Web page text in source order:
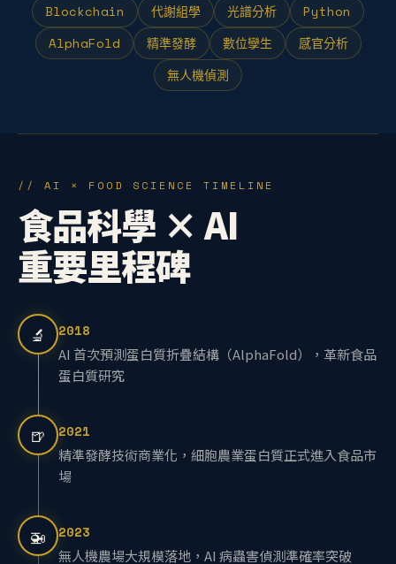
Blockchain
代謝組學 光譜分析
Python
AlphaFold
精準發酵 數位孿生
感官分析
無人機偵測
// AI × FOOD SCIENCE TIMELINE
食品科學 × AI
重要里程碑
🔬
2018
AI 首次預測蛋白質折疊結構（AlphaFold），革新食品
蛋白質研究
🍺
2021
精準發酵技術商業化，細胞農業蛋白質正式進入食品市
場
🚁
2023
無人機農場大規模落地，AI 病蟲害偵測準確率突破